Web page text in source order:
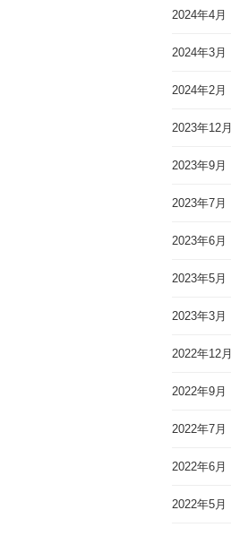
2024年4月
2024年3月
2024年2月
2023年12月
2023年9月
2023年7月
2023年6月
2023年5月
2023年3月
2022年12月
2022年9月
2022年7月
2022年6月
2022年5月